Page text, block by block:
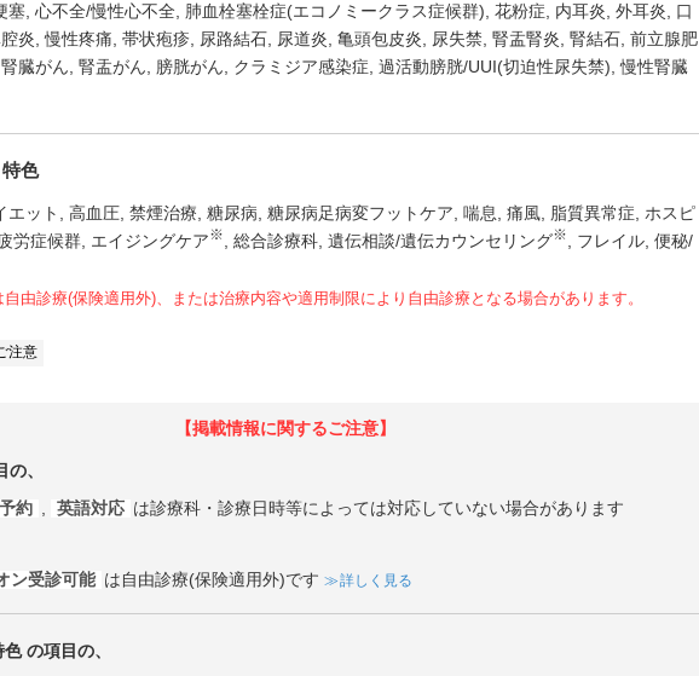
塞 心不全/慢性心不全 肺血栓塞栓症(エコノミークラス症候群) 花粉症 内耳炎 外耳炎
口
炎 慢性疼痛 帯状疱疹 尿路結石 尿道炎 亀頭包皮炎 尿失禁 腎盂腎炎 腎結石 前立腺肥
腎臓がん 腎盂がん 膀胱がん クラミジア感染症 過活動膀胱/UUI(切迫性尿失禁) 慢性腎臓
色
エット 高血圧 禁煙治療 糖尿病 糖尿病足病変フットケア 喘息 痛風 脂質異常症 ホスピ
労症候群 エイジングケア※ 総合診療科 遺伝相談/遺伝カウンセリング※ フレイル 便秘/
由診療(保険適用外)、または治療内容や適用制限により自由診療となる場合があります。
注意
【掲載情報に関するご注意】
の、
約 , 英語対応 は診療科・診療日時等によっては対応していない場合があります
ン受診可能 は自由診療(保険適用外)です 詳しく見る
色の項目の、